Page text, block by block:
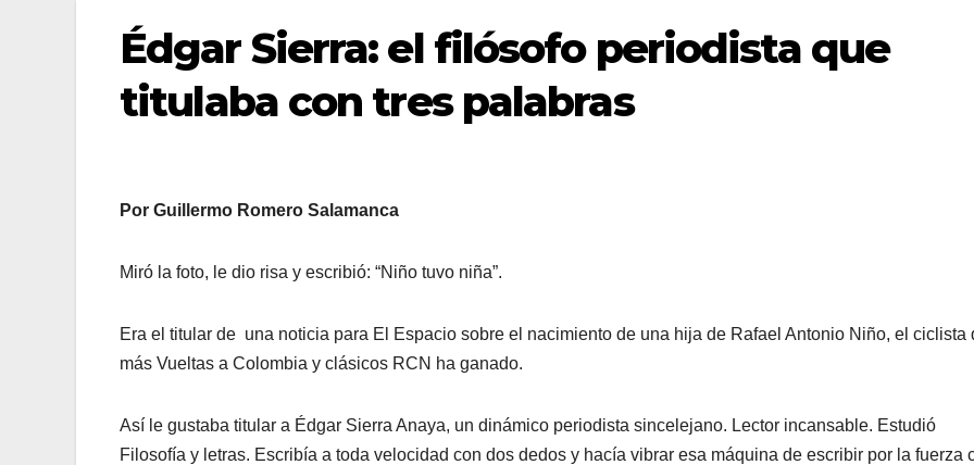
Édgar Sierra: el filósofo periodista que
titulaba con tres palabras
Por Guillermo Romero Salamanca
Miró la foto, le dio risa y escribió: “Niño tuvo niña”.
Era el titular de una noticia para El Espacio sobre el nacimiento de una hija de Rafael Antonio Niño, el ciclista
más Vueltas a Colombia y clásicos RCN ha ganado.
Así le gustaba titular a Édgar Sierra Anaya, un dinámico periodista sincelejano. Lector incansable. Estudió
Filosofía y letras. Escribía a toda velocidad con dos dedos y hacía vibrar esa máquina de escribir por la fuerza